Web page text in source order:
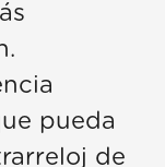
pueda
de